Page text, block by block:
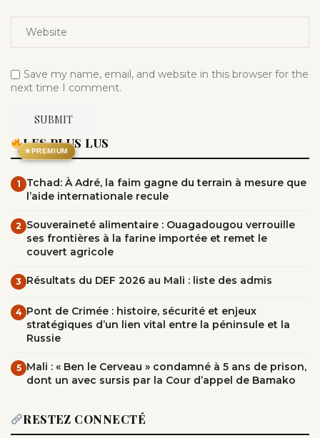
Save my name, email, and website in this browser for the
next time I comment.
★PREMIUM
LES PLUS LUS
1
Tchad: À Adré, la faim gagne du terrain à mesure que
l’aide internationale recule
2 Souveraineté alimentaire : Ouagadougou verrouille
ses frontières à la farine importée et remet le
couvert agricole
3 Résultats du DEF 2026 au Mali : liste des admis
4 Pont de Crimée : histoire, sécurité et enjeux
stratégiques d’un lien vital entre la péninsule et la
Russie
5 Mali : « Ben le Cerveau » condamné à 5 ans de prison,
dont un avec sursis par la Cour d’appel de Bamako
RESTEZ CONNECTÉ